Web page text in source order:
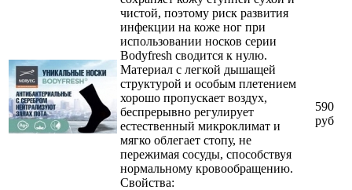
чистой, поэтому риск развития
инфекции на коже ног при
использовании носков серии
Bodyfresh сводится к нулю.
Материал с легкой дышащей
структурой и особым плетением
хорошо пропускает воздух,
беспрерывно регулирует
естественный микроклимат и
мягко облегает стопу, не
пережимая сосуды, способствуя
нормальному кровообращению.
Свойства:
590
руб